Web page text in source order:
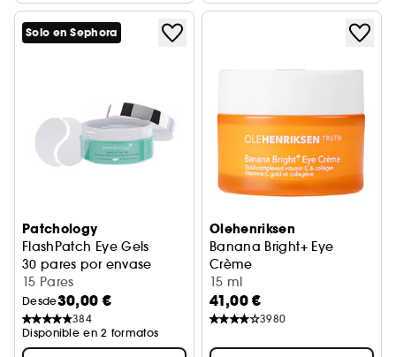
Solo en Sephora
Patchology
FlashPatch Eye Gels
30 pares por envase
15 Pares
Desde30,00 €
384
Disponible en 2 formatos
Olehenriksen
Banana Bright+ Eye
Crème
Crema Contorno De Ojos
15 ml
41,00 €
3980